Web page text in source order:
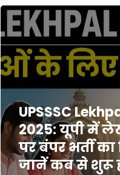
UPSSSC
2025: यूपी में
पर बंपर भर्ती का
जानें कब से शुरू